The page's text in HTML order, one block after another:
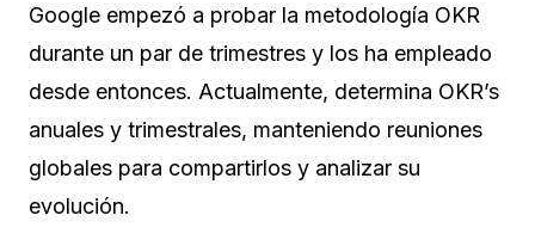
Google empezó a probar la metodología OKR
durante un par de trimestres y los ha empleado
desde entonces. Actualmente, determina OKR’s
anuales y trimestrales, manteniendo reuniones
globales para compartirlos y analizar su
evolución.